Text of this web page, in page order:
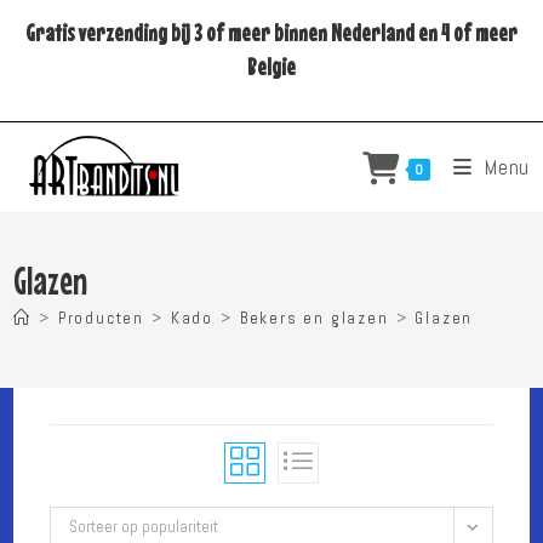
naarGratis verzending bij 3 of meer binnen Nederland en 4 of meer
Belgie
0 Menu
Glazen
> Producten > Kado > Bekers en glazen > Glazen
Sorteer op populariteit